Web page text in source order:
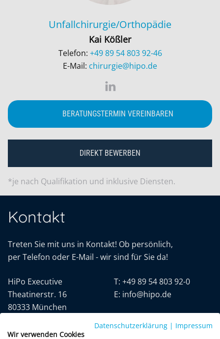
Unfallchirurgie/Orthopädie
Kai Kößler
Telefon: +49 89 54 803 92-46
E-Mail: chirurgie@hipo.de
BERATUNGSTERMIN VEREINBAREN
DIREKT BEWERBEN
*je nach Qualifikation und inklusive Diensten.
Kontakt
Treten Sie mit uns in Kontakt! Ob persönlich,
per Telefon oder E-Mail - wir sind für Sie da!
HiPo Executive
Theatinerstr. 16
80333 München
T: +49 89 54 803 92-0
E: info@hipo.de
Datenschutzerklärung | Impressum
Wir verwenden Cookies